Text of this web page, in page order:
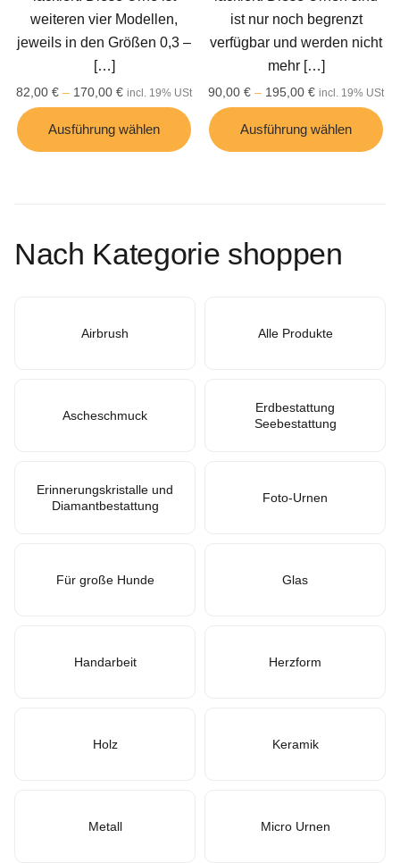
weiteren vier Modellen,
jeweils in den Größen 0,3 –
[…]
82,00 € – 170,00 € incl. 19% USt
Ausführung wählen
ist nur noch begrenzt
verfügbar und werden nicht
mehr[…]
90,00 € – 195,00 € incl. 19% USt
Ausführung wählen
Nach Kategorie shoppen
Airbrush Alle Produkte
Ascheschmuck
Erdbestattung
Seebestattung
Erinnerungskristalle und
Diamantbestattung
Foto-Urnen
Für große Hunde Glas
Handarbeit Herzform
Holz Keramik
Metall Micro Urnen